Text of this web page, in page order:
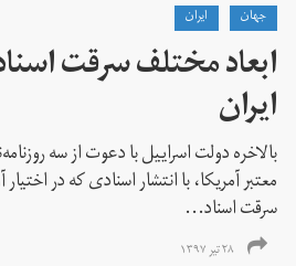
جهان ايران
ابعاد مختلف سرقت
ایران
بالاخره دولت اسراییل با دعوت از سه
معتبر آمریکا، با انتشار اسنادی که در
سرقت اسناد...
۲۸ تیر ۱۳۹۷